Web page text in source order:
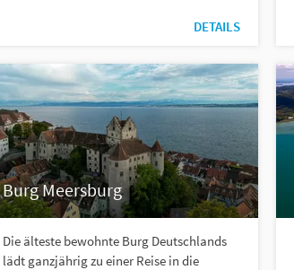
DETAILS
Burg Meersburg
Die älteste bewohnte Burg Deutschlands
lädt ganzjährig zu einer Reise in die